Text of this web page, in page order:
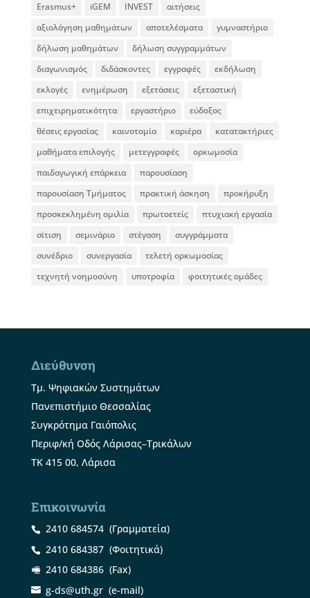
Erasmus+ iGEM INVEST
αιτήσεις
αξιολόγηση μαθημάτων
αποτελέσματα
γυμναστήριο
δήλωση μαθημάτων
δήλωση συγγραμμάτων
διαγωνισμός
διδάσκοντες εγγραφές
εκδήλωση
εκλογές
ενημέρωση εξετάσεις
εξεταστική
επιχειρηματικότητα
εργαστήριο
εύδοξος
θέσεις εργασίας
καινοτομία καριέρα
κατατακτήριες
μαθήματα επιλογής
μετεγγραφές
ορκωμοσία
παιδαγωγική επάρκεια
παρουσίαση
παρουσίαση Τμήματος
πρακτική άσκηση
προκήρυξη
προσκεκλημένη ομιλία
πρωτοετείς
πτυχιακή εργασία
σίτιση
σεμινάριο στέγαση
συγγράμματα
συνέδριο
συνεργασία
τελετή ορκωμοσίας
τεχνητή νοημοσύνη
υποτροφία φοιτητικές ομάδες
Διεύθυνση
Τμ. Ψηφιακών Συστημάτων
Πανεπιστήμιο Θεσσαλίας
Συγκρότημα Γαιόπολις
Περιφ/κή Οδός Λάρισας–Τρικάλων
ΤΚ 415 00, Λάρισα
Επικοινωνία
2410 684574(Γραμματεία)
2410 684387(Φοιτητικά)
2410 684386(Fax)
g-ds@uth.gr(e-mail)